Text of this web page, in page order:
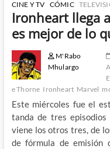
CINE Y TV CÓMIC
Ironheart llega
es mejor de lo
M'Rabo
Mhulargo
e Thorne Ironheart Marvel
Este miércoles fue el
tanda de tres
viene los otros tres, de
de fórmula de emisión